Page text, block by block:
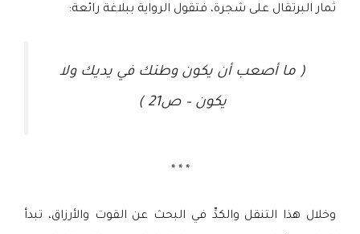
ثمار البرتقال على شجرة، فتقول الرواية ببلاغة رائعة:
( ما أصعب أن يكون وطنك في يديك ولا
يكون – ص21 )
* * *
وخلال هذا التنقل والكدِّ في البحث عن القوت والأرزاق، تبدأ